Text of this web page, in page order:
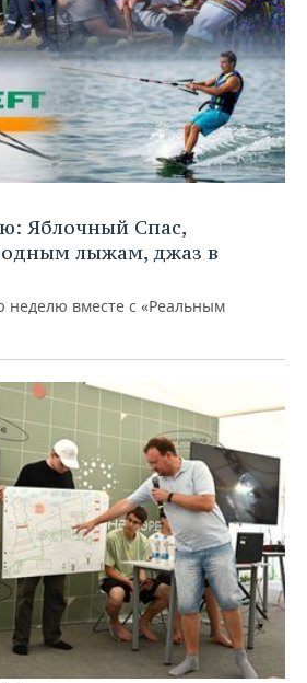
Яблочный Спас,
лыжам, джаз в
неделю вместе с «Реальным